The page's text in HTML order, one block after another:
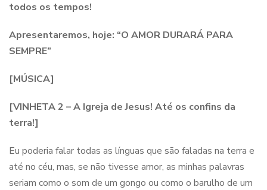
todos os tempos!
Apresentaremos, hoje: “O AMOR DURARÁ PARA
SEMPRE”
[MÚSICA]
[VINHETA 2 – A Igreja de Jesus! Até os confins da
terra!]
Eu poderia falar todas as línguas que são faladas na terra e
até no céu, mas, se não tivesse amor, as minhas palavras
seriam como o som de um gongo ou como o barulho de um